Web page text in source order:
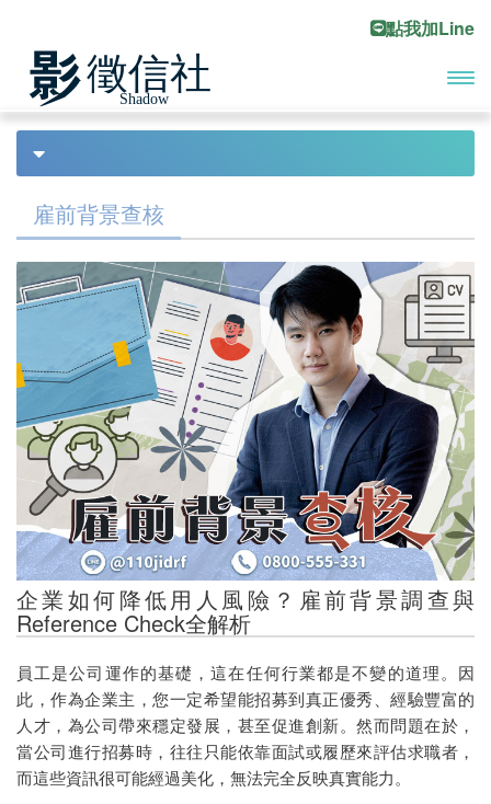
點我加Line
Previous
債務處理
債務協商
合法討債
工商收帳
討債討到撕破臉？老死不相往來？
工商徵信
雇前背景查核
債務催討
代客討債
徵信社討債
法律諮詢
家暴蒐證
雇前背景查核
企業如何降低用人風險？雇前背景調查與
Reference Check全解析
員工是公司運作的基礎，這在任何行業都是不變的道理。因
此，作為企業主，您一定希望能招募到真正優秀、經驗豐富的
人才，為公司帶來穩定發展，甚至促進創新。然而問題在於，
當公司進行招募時，往往只能依靠面試或履歷來評估求職者，
而這些資訊很可能經過美化，無法完全反映真實能力。